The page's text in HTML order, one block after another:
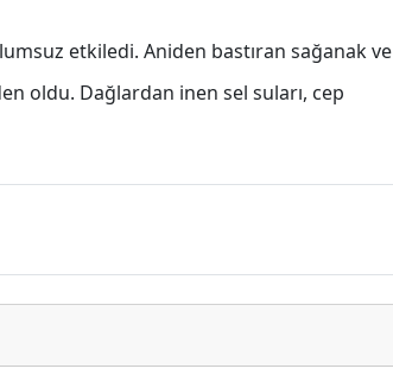
etkiledi. Aniden bastıran sağanak ve
oldu. Dağlardan inen sel suları, cep